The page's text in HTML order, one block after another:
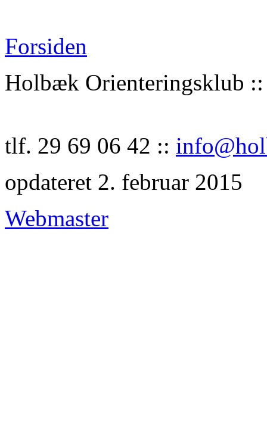
Forsiden
Holbæk Orienteringsklub
tlf. 29 69 06 42 ::
opdateret 2. februar 2015
Webmaster